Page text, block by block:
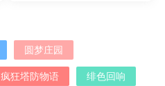
圆梦庄园
疯狂塔防物语 绯色回响